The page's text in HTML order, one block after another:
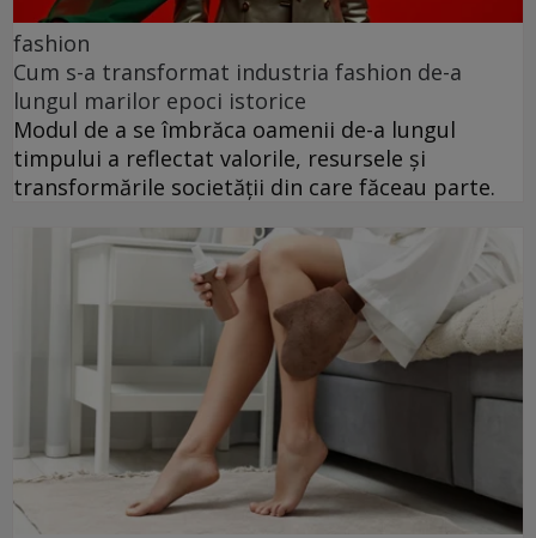
fashion
Cum s-a transformat industria fashion de-a
lungul marilor epoci istorice
Modul de a se îmbrăca oamenii de-a lungul
timpului a reflectat valorile, resursele și
transformările societății din care făceau parte.